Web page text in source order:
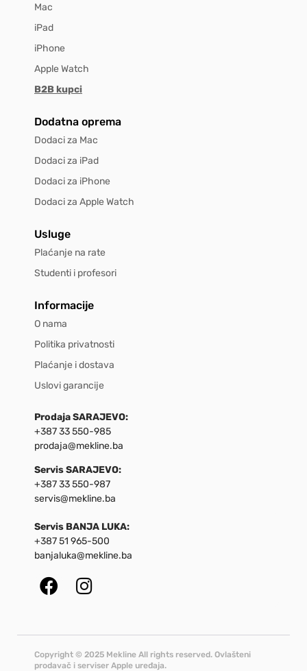
Mac
iPad
iPhone
Apple Watch
B2B kupci
Dodatna oprema
Dodaci za Mac
Dodaci za iPad
Dodaci za iPhone
Dodaci za Apple Watch
Usluge
Plaćanje na rate
Studenti i profesori
Informacije
O nama
Politika privatnosti
Plaćanje i dostava
Uslovi garancije
Prodaja SARAJEVO:
+387 33 550-985
prodaja@mekline.ba
Servis SARAJEVO:
+387 33 550-987
servis@mekline.ba
Servis BANJA LUKA:
+387 51 965-500
banjaluka@mekline.ba
Copyright © 2025 Mekline All rights reserved. Ovlašteni
prodavač i serviser Apple uređaja.